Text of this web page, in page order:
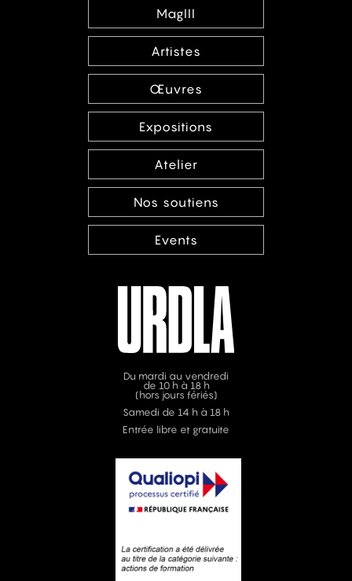
MagIII
Artistes
Œuvres
Expositions
Atelier
Nos soutiens
Events
Du mardi au vendredi
de 10 h à 18 h
(hors jours fériés)
Samedi de 14 h à 18 h
Entrée libre et gratuite